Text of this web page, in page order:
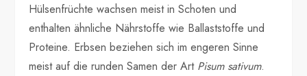
Hülsenfrüchte wachsen meist in Schoten und
enthalten ähnliche Nährstoffe wie Ballaststoffe und
Proteine. Erbsen beziehen sich im engeren Sinne
meist auf die runden Samen der Art Pisum sativum.